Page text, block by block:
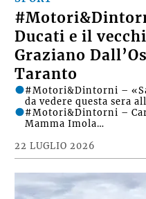
Ducati e il
Graziano
Taranto
22 LUGLIO 2026
#Motori&Dintorni –
da vedere questa sera
#Motori&Dintorni –
Mamma Imola…